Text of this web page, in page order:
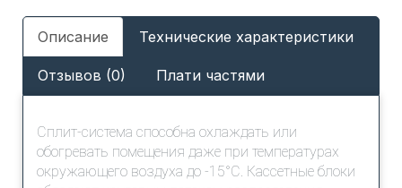
Описание Технические характеристики
Отзывов (0) Плати частями
Сплит-система способна охлаждать или
обогревать помещения даже при температурах
окружающего воздуха до -15°С. Кассетные блоки